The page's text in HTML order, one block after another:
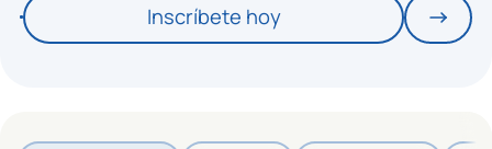
Inscríbete hoy